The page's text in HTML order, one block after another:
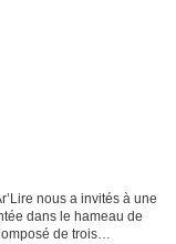
nous a invités à une
dans le hameau de
de trois